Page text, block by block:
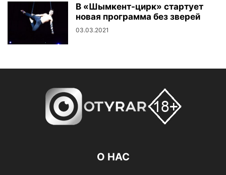
В «Шымкент-цирк» стартует
новая программа без зверей
03.03.2021
О НАС